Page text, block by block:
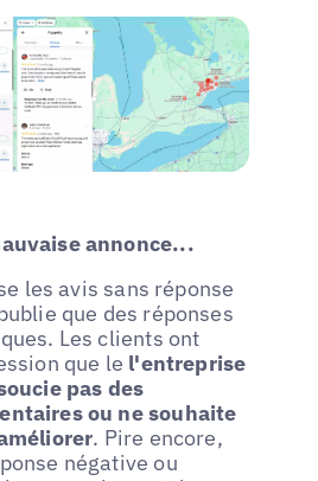
annonce...
les avis sans réponse
que des réponses
Les clients ont
que le l'entreprise
pas des
ou ne souhaite
. Pire encore,
négative ou